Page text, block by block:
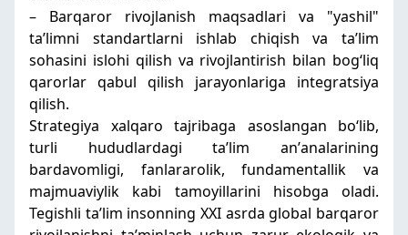
– Barqaror rivojlanish maqsadlari va "yashil"
taʼlimni standartlarni ishlab chiqish va taʼlim
sohasini islohi qilish va rivojlantirish bilan bogʻliq
qarorlar qabul qilish jarayonlariga integratsiya
qilish.
Strategiya xalqaro tajribaga asoslangan boʻlib,
turli hududlardagi taʼlim anʼanalarining
bardavomligi, fanlararolik, fundamentallik va
majmuaviylik kabi tamoyillarini hisobga oladi.
Tegishli taʼlim insonning XXI asrda global barqaror